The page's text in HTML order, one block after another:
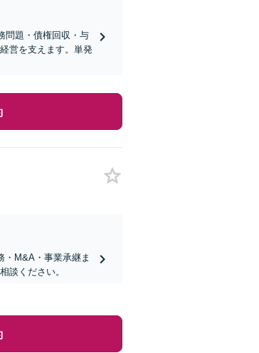
問題・債権回収・与
営を支えます。単発
・M&A・事業承継ま
談ください。